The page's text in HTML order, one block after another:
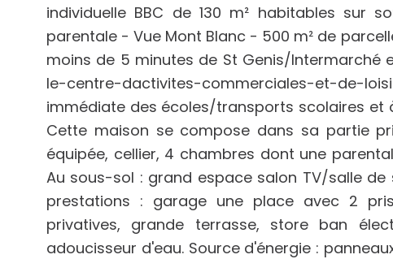
individuelle BBC de 130 m² habitables
parentale - Vue Mont Blanc - 500 m² de
moins de 5 minutes de St Genis/Intermarché
le-centre-dactivites-commerciales-et-
immédiate des écoles/transports scolaires et
Cette maison se compose dans sa partie
équipée, cellier, 4 chambres dont une
Au sous-sol : grand espace salon TV/salle
prestations : garage une place avec 2
privatives, grande terrasse, store ban
adoucisseur d'eau. Source d'énergie :